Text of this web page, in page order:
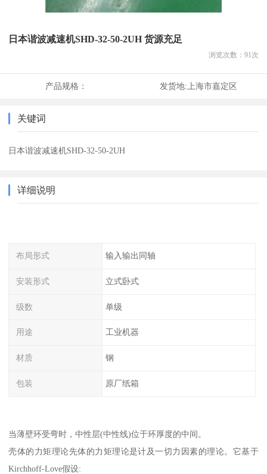
日本谐波减速机SHD-32-50-2UH 货源充足
浏览次数： 91次
产品规格： 发货地: 上海市嘉定区
关键词
日本谐波减速机SHD-32-50-2UH
详细说明
布局形式 输入输出同轴
安装形式 立式卧式
级数 单级
用途 工业机器
材质 钢
包装 原厂纸箱
当薄壁环受弯时，中性层(中性线)位于环厚度的中间。
壳体的力矩理论先体的力矩理论是计及一切力因素的理论。它基于
Kirchhoff-Love假设: